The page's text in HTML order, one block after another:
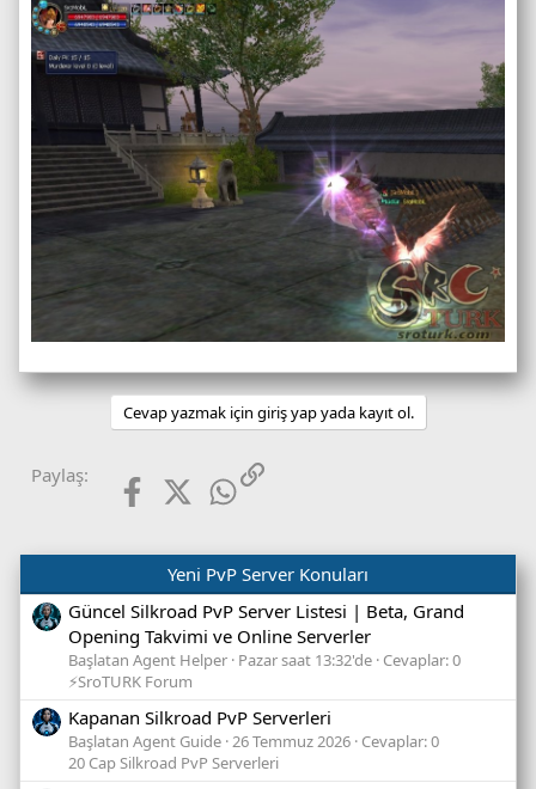
Cevap yazmak için giriş yap yada kayıt ol.
Paylaş: FacebookX (Twitter)WhatsApp
Link
Yeni PvP Server Konuları
Güncel Silkroad PvP Server Listesi | Beta, Grand
Opening Takvimi ve Online Serverler
Başlatan Agent Helper Pazar saat 13:32'de Cevaplar: 0
⚡SroTURK Forum
Kapanan Silkroad PvP Serverleri
Başlatan Agent Guide 26 Temmuz 2026 Cevaplar: 0
20 Cap Silkroad PvP Serverleri